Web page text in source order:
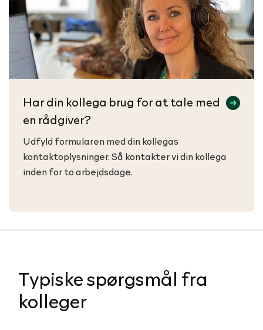
Har din kollega brug for at tale med
en rådgiver?
Udfyld formularen med din kollegas
kontaktoplysninger. Så kontakter vi din kollega
inden for to arbejdsdage.
Typiske spørgsmål fra
kolleger